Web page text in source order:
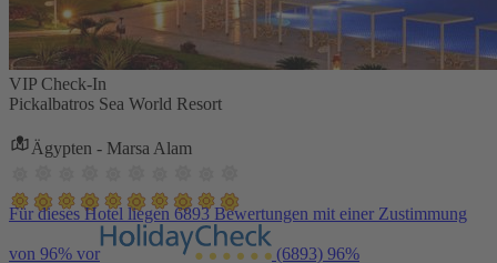
VIP Check-In
Pickalbatros Sea World Resort
Ägypten - Marsa Alam
Für dieses Hotel liegen 6893 Bewertungen mit einer Zustimmung
von 96% vor (6893) 96%